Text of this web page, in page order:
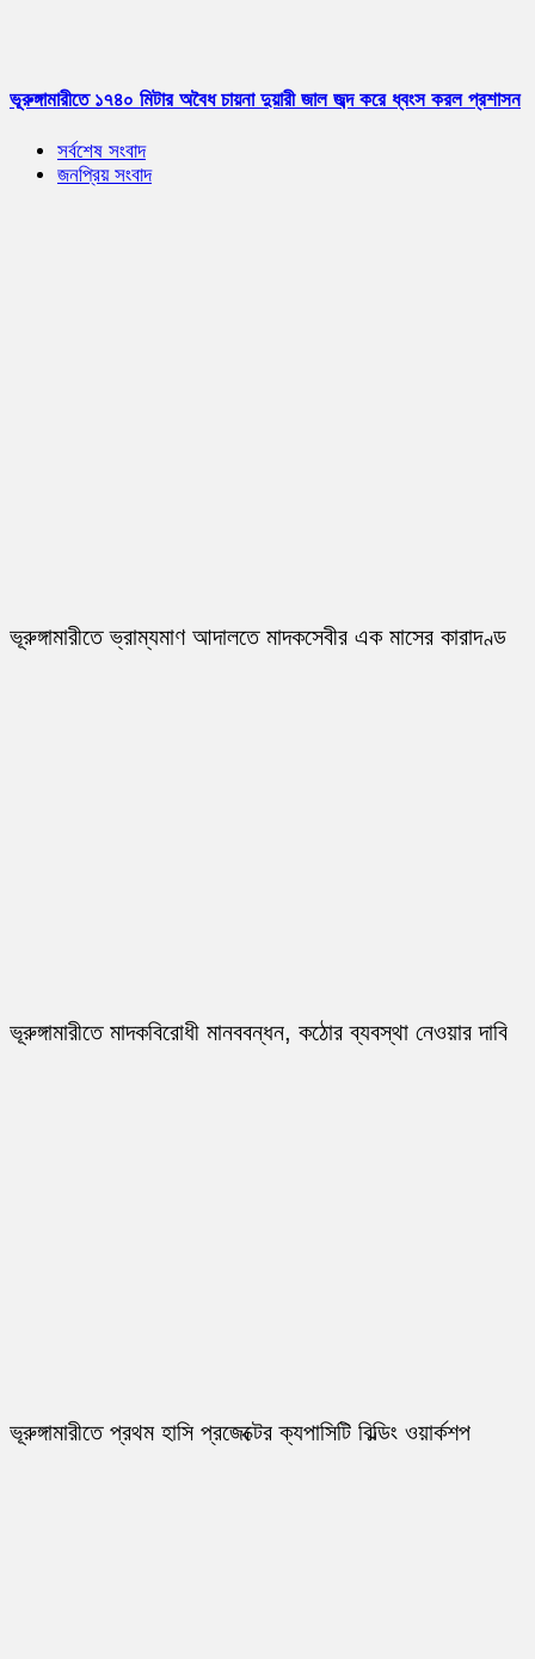
ভূরুঙ্গামারীতে ১৭৪০ মিটার অবৈধ চায়না দুয়ারী জাল জব্দ করে ধ্বংস করল প্রশাসন
সর্বশেষ সংবাদ
জনপ্রিয় সংবাদ
ভূরুঙ্গামারীতে ভ্রাম্যমাণ আদালতে মাদকসেবীর এক মাসের কারাদণ্ড
ভূরুঙ্গামারীতে মাদকবিরোধী মানববন্ধন, কঠোর ব্যবস্থা নেওয়ার দাবি
ভূরুঙ্গামারীতে প্রথম হাসি প্রজেক্টের ক্যপাসিটি বিল্ডিং ওয়ার্কশপ